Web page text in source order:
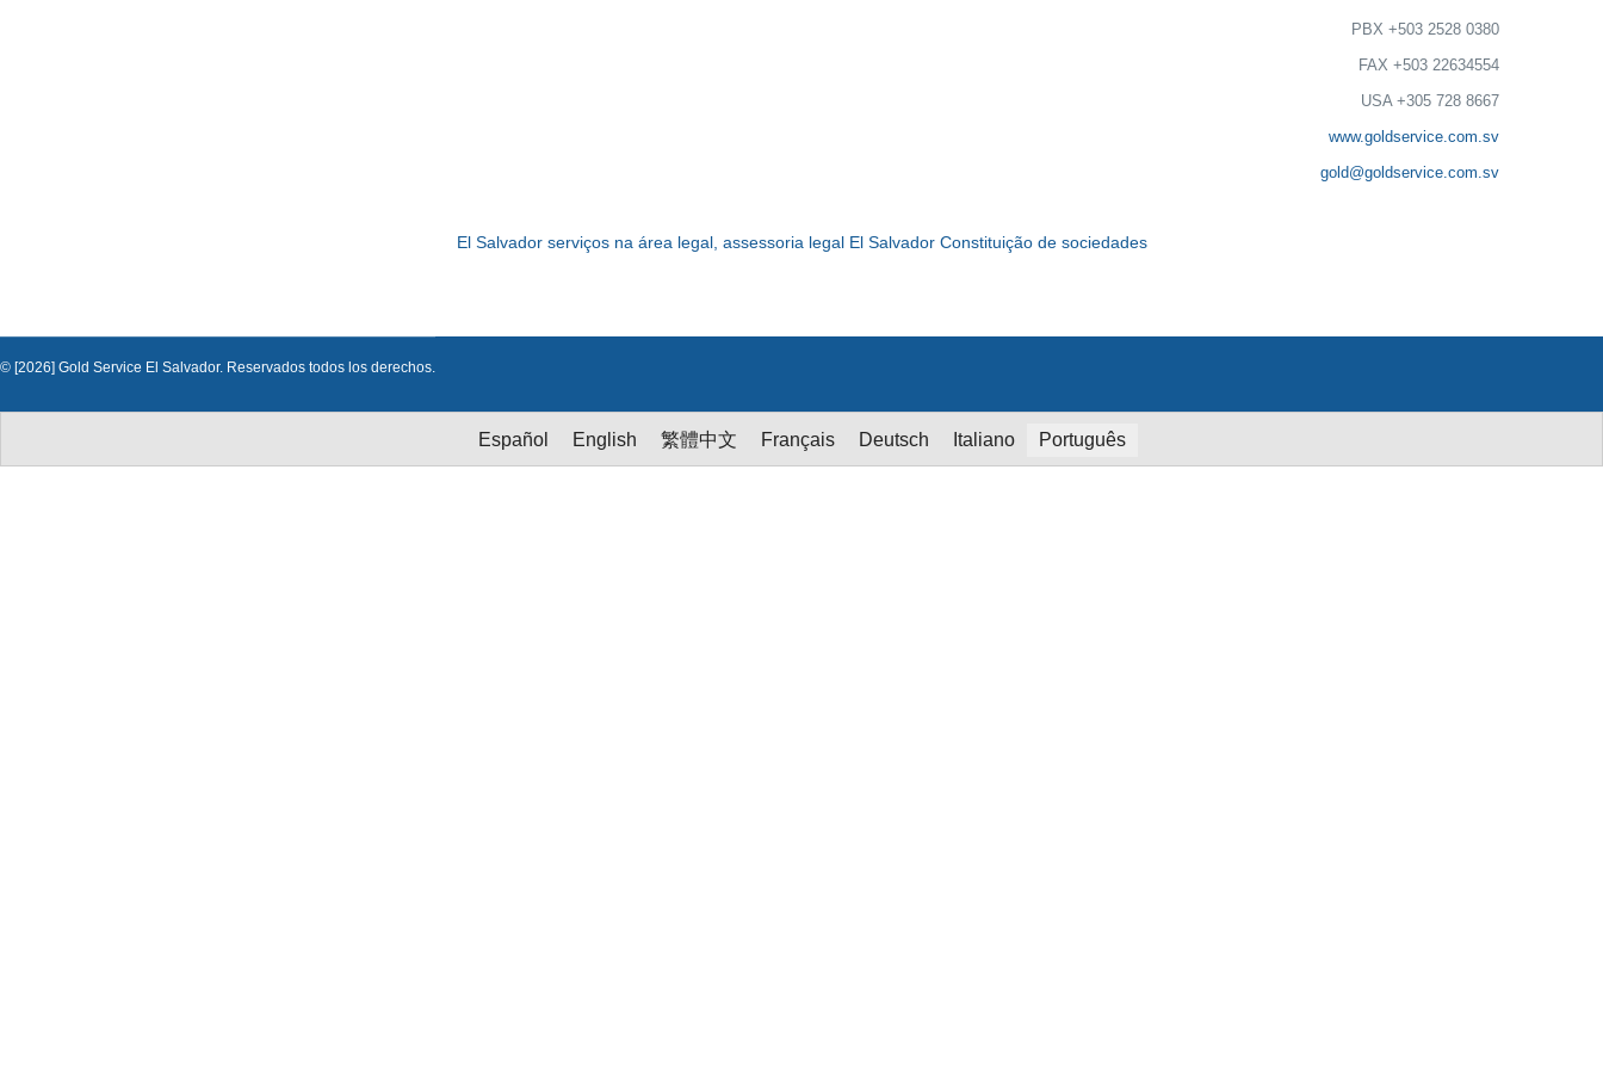
PBX +503 2528 0380
FAX +503 22634554
USA +305 728 8667
www.goldservice.com.sv
gold@goldservice.com.sv
El Salvador serviços na área legal, assessoria legal El Salvador Constituição de sociedades
© [2026] Gold Service El Salvador. Reservados todos los derechos.
Español English 繁體中文 Français Deutsch Italiano Português